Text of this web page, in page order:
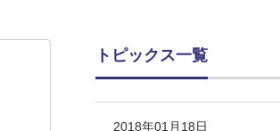
トピックス一覧
2018年01月18日